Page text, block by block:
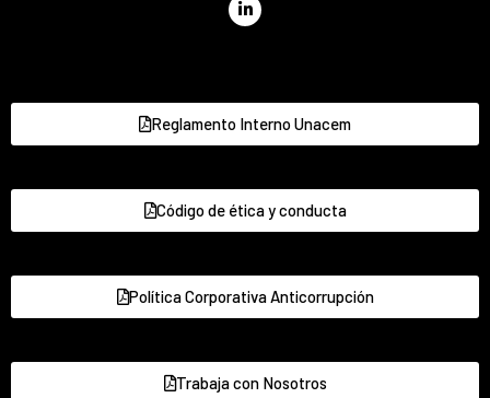
Reglamento Interno Unacem
Código de ética y conducta
Política Corporativa Anticorrupción
Trabaja con Nosotros